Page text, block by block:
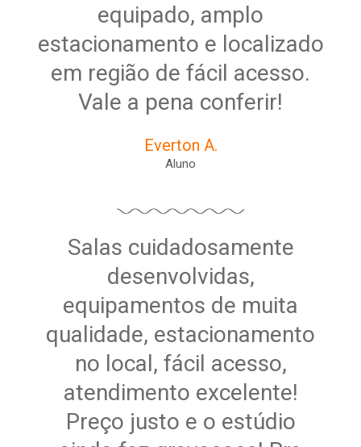
equipado, amplo
estacionamento e localizado
em região de fácil acesso.
Vale a pena conferir!
Everton A.
Aluno
Salas cuidadosamente
desenvolvidas,
equipamentos de muita
qualidade, estacionamento
no local, fácil acesso,
atendimento excelente!
Preço justo e o estúdio